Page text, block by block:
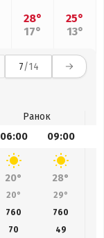
28°
17°
25°
13°
7/14
Ранок
06:00 09:00
20° 28°
20° 29°
760 760
70 49